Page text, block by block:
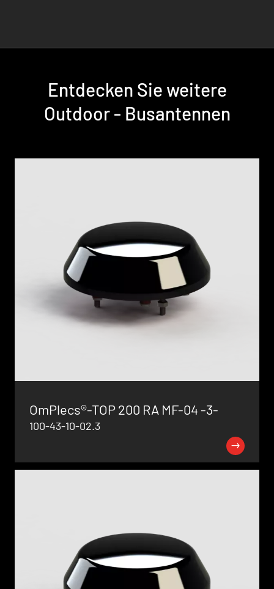
Entdecken Sie weitere
Outdoor - Busantennen
OmPlecs®-TOP 200 RA MF-04 -3-
100-43-10-02.3